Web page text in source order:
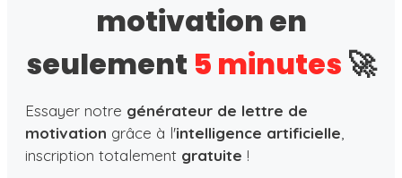
motivation en
seulement 5 minutes 🚀
Essayer notre générateur de lettre de
motivation grâce à l'intelligence artificielle
inscription totalement gratuite !